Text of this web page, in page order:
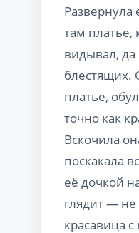
Развернула
там платье,
видывал, да
блестящих.
платье,
точно как
Вскочила
поскакала
её дочкой
глядит —
красавица